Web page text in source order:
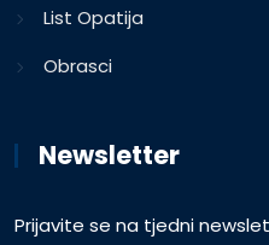
List Opatija
Obrasci
Newsletter
Prijavite se na tjedni